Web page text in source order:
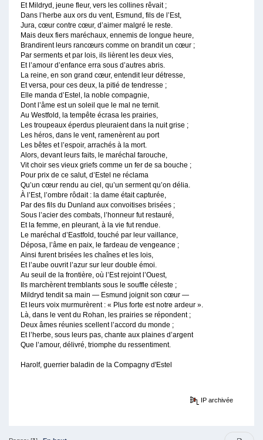
Et Mildryd, jeune fleur, vers les collines rêvait ;
Dans l’herbe aux ors du vent, Esmund, fils de l’Est,
Jura, cœur contre cœur, d’aimer malgré le reste.
Mais deux fiers maréchaux, ennemis de longue heure,
Brandirent leurs rancœurs comme on brandit un cœur ;
Par serments et par lois, ils lièrent les deux vies,
Et l’amour d’enfance erra sous d’autres abris.
La reine, en son grand cœur, entendit leur détresse,
Et versa, pour ces deux, la pitié de tendresse ;
Elle manda d’Estel, la noble compagnie,
Dont l’âme est un soleil que le mal ne ternit.
Au Westfold, la tempête écrasa les prairies,
Les troupeaux éperdus pleuraient dans la nuit grise ;
Les héros, dans le vent, ramenèrent au port
Les bêtes et l’espoir, arrachés à la mort.
Alors, devant leurs faits, le maréchal farouche,
Vit choir ses vieux griefs comme un fer de sa bouche ;
Pour prix de ce salut, d’Estel ne réclama
Qu’un cœur rendu au ciel, qu’un serment qu’on délia.
À l’Est, l’ombre rôdait : la dame était capturée,
Par des fils du Dunland aux convoitises brisées ;
Sous l’acier des combats, l’honneur fut restauré,
Et la femme, en pleurant, à la vie fut rendue.
Le maréchal d’Eastfold, touché par leur vaillance,
Déposa, l’âme en paix, le fardeau de vengeance ;
Ainsi furent brisées les chaînes et les lois,
Et l’aube ouvrit l’azur sur leur double émoi.
Au seuil de la frontière, où l’Est rejoint l’Ouest,
Ils marchèrent tremblants sous le souffle céleste ;
Mildryd tendit sa main — Esmund joignit son cœur —
Et leurs voix murmurèrent : « Plus forte est notre ardeur ».
Là, dans le vent du Rohan, les prairies se répondent ;
Deux âmes réunies scellent l’accord du monde ;
Et l’herbe, sous leurs pas, chante aux plaines d’argent
Que l’amour, délivré, triomphe du ressentiment.
Harolf, guerrier baladin de la Compagny d'Estel
IP archivée